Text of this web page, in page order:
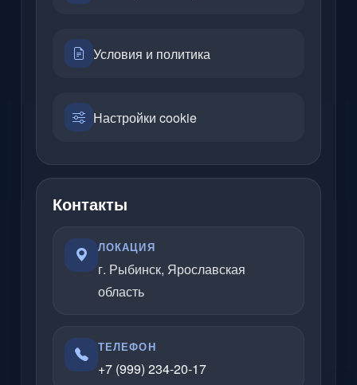
Условия и политика
Настройки cookie
Контакты
ЛОКАЦИЯ
г. Рыбинск, Ярославская
область
ТЕЛЕФОН
+7 (999) 234-20-17